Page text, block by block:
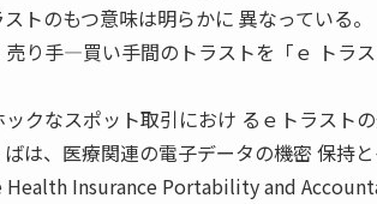
トのもつ意味は明らかに 異なっている。
り手―買い手間のトラストを「ｅ トラ
クなスポット取引におけ るｅトラストの
は、医療関連の電子データの機密 保持
Health Insurance Portability and